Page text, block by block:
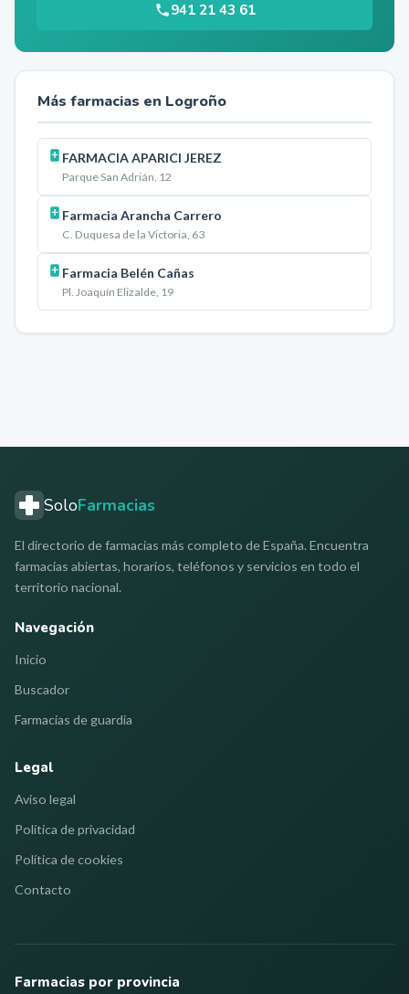
941 21 43 61
Más farmacias en Logroño
FARMACIA APARICI JEREZ
Parque San Adrián, 12
Farmacia Arancha Carrero
C. Duquesa de la Victoria, 63
Farmacia Belén Cañas
Pl. Joaquín Elizalde, 19
SoloFarmacias
El directorio de farmacias más completo de España. Encuentra
farmacias abiertas, horarios, teléfonos y servicios en todo el
territorio nacional.
Navegación
Inicio
Buscador
Farmacias de guardia
Legal
Aviso legal
Política de privacidad
Política de cookies
Contacto
Farmacias por provincia